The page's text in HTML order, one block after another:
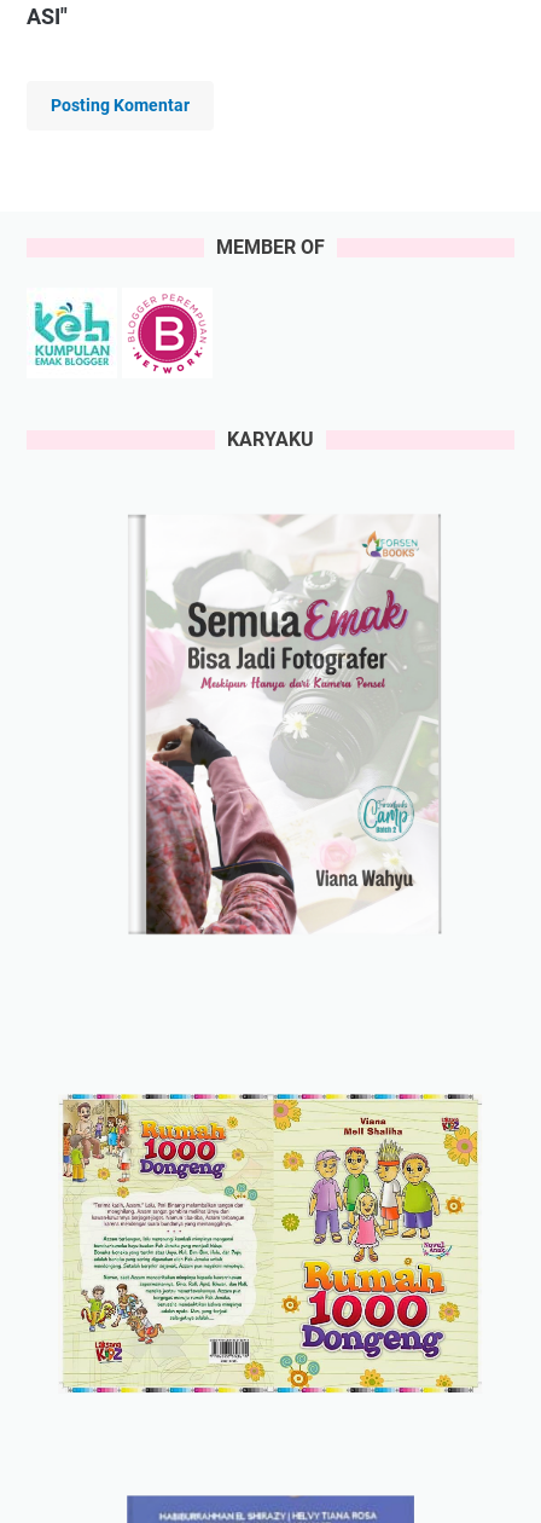
ASI"
Posting Komentar
MEMBER OF
KARYAKU